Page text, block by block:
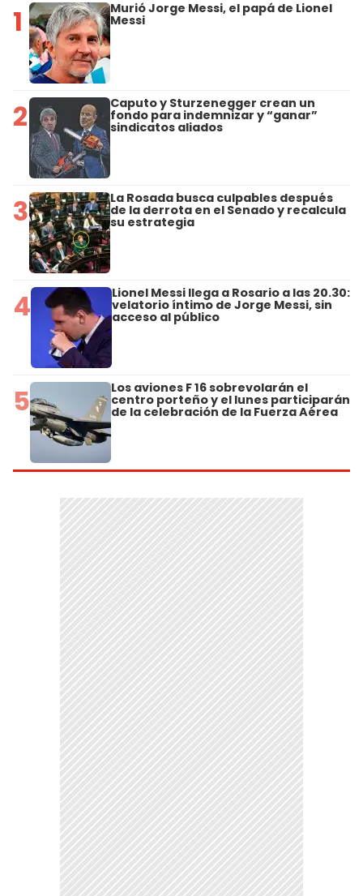
1 Murió Jorge Messi, el papá de Lionel
Messi
2 Caputo y Sturzenegger crean un
fondo para indemnizar y “ganar”
sindicatos aliados
3 La Rosada busca culpables después
de la derrota en el Senado y recalcula
su estrategia
4 Lionel Messi llega a Rosario a las 20.30:
velatorio íntimo de Jorge Messi, sin
acceso al público
5 Los aviones F 16 sobrevolarán el
centro porteño y el lunes participarán
de la celebración de la Fuerza Aérea